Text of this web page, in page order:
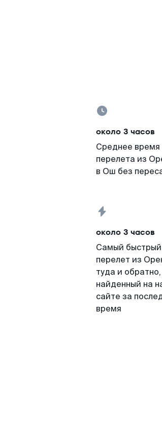
около 3 часов
Среднее время
перелета из
в Ош без
около 3 часов
Самый
перелет из
туда и обратно,
найденный на
сайте за
время